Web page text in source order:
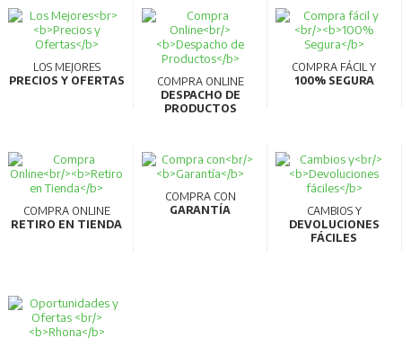
LOS MEJORES
PRECIOS Y OFERTAS
COMPRA ONLINE
DESPACHO DE
PRODUCTOS
COMPRA FÁCIL Y
100% SEGURA
COMPRA ONLINE
RETIRO EN TIENDA
COMPRA CON
GARANTÍA
CAMBIOS Y
DEVOLUCIONES
FÁCILES